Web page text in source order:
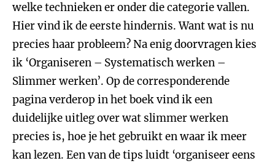
welke technieken er onder die categorie vallen.
Hier vind ik de eerste hindernis. Want wat is nu
precies haar probleem? Na enig doorvragen kies
ik ‘Organiseren – Systematisch werken –
Slimmer werken’. Op de corresponderende
pagina verderop in het boek vind ik een
duidelijke uitleg over wat slimmer werken
precies is, hoe je het gebruikt en waar ik meer
kan lezen. Een van de tips luidt ‘organiseer eens